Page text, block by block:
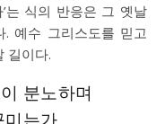
는 식의 반응은 그 옛날
예수 그리스도를 믿고
길이다.
분노하며
미는가